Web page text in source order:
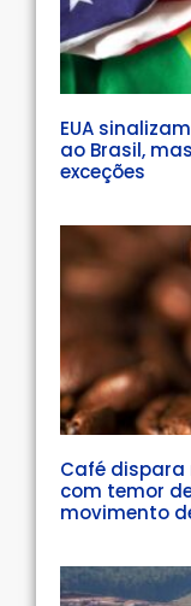
EUA
ao Brasil,
exceções
Café
com temor
movimento